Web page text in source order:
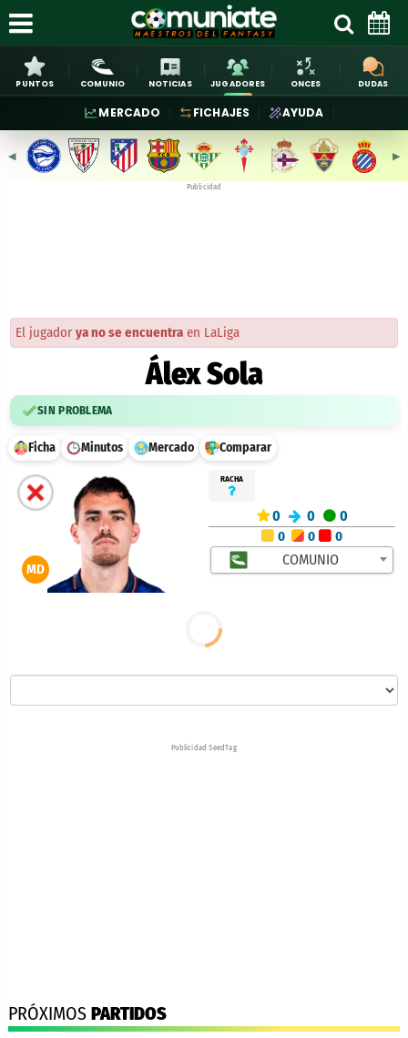
PUNTOS COMUNIO NOTICIAS JUGADORES ONCES DUDAS
MERCADO FICHAJES AYUDA
◀︎ ▶︎
Publicidad
El jugador ya no se encuentra en LaLiga
Álex Sola
SIN PROBLEMA
Ficha Minutos Mercado Comparar
MD
RACHA
0 0 0
0 0 0
COMUNIO
Publicidad SeedTag
PRÓXIMOS PARTIDOS